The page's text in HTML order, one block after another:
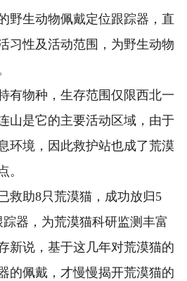
生动物佩戴定位跟踪器，直
习性及活动范围，为野生动物
物种，生存范围仅限西北一
山是它的主要活动区域，由于
环境，因此救护站也成了荒漠
。
助8只荒漠猫，成功放归5
器，为荒漠猫科研监测丰富
新说，基于这几年对荒漠猫的
的佩戴，才慢慢揭开荒漠猫的